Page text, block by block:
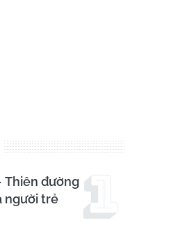
Thiên đường
người trẻ